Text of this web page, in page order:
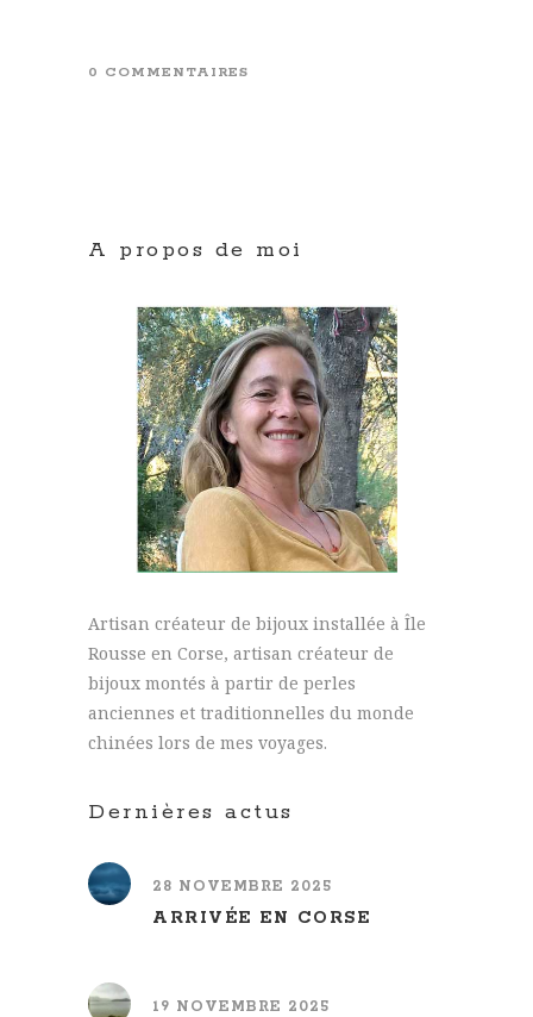
0 COMMENTAIRES
A propos de moi
Artisan créateur de bijoux installée à Île
Rousse en Corse, artisan créateur de
bijoux montés à partir de perles
anciennes et traditionnelles du monde
chinées lors de mes voyages.
Dernières actus
28 NOVEMBRE 2025
ARRIVÉE EN CORSE
19 NOVEMBRE 2025